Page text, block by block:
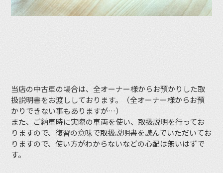
当店の中古車の場合は、全オーナー様からお預かりした取
扱説明書をお渡ししております。（全オーナー様からお預
かりできない事もありますが…）
また、ご納車時に実際の車両を使い、取扱説明を行ってお
りますので、復習の意味で取扱説明書を読んでいただいてお
りますので、使い方がわからないなどの心配は無いはずで
す。